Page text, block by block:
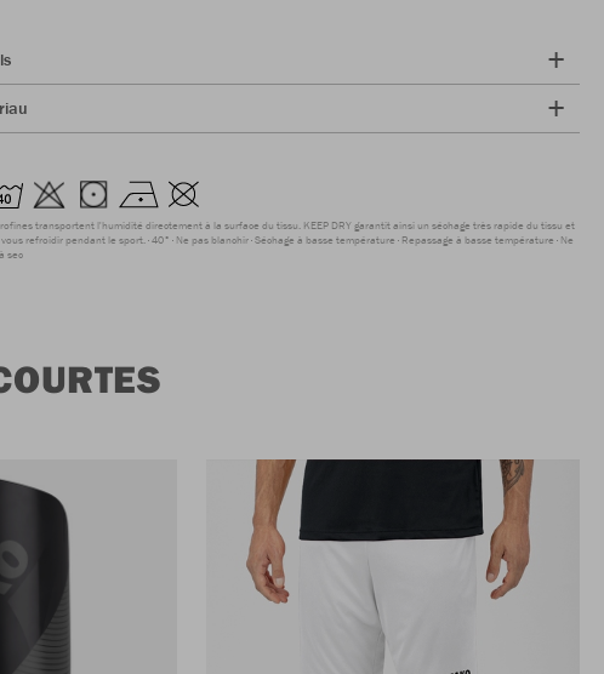
transportent l'humidité directement à la surface du tissu. KEEP DRY garantit ainsi un séchage très rapide du tissu et
refroidir pendant le sport. 40° Ne pas blanchir Séchage à basse température Repassage à basse température Ne
sec